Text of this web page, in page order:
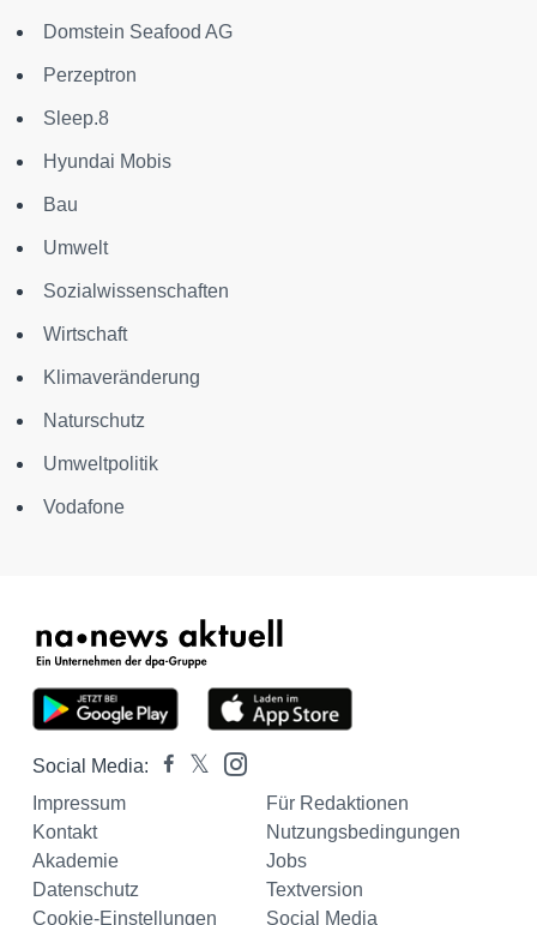
Domstein Seafood AG
Perzeptron
Sleep.8
Hyundai Mobis
Bau
Umwelt
Sozialwissenschaften
Wirtschaft
Klimaveränderung
Naturschutz
Umweltpolitik
Vodafone
Social Media:
Impressum
Für Redaktionen
Kontakt
Nutzungsbedingungen
Akademie
Jobs
Datenschutz
Textversion
Cookie-Einstellungen
Social Media